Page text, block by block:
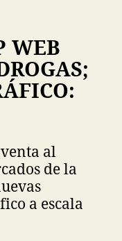
WEB
al
de la
a escala